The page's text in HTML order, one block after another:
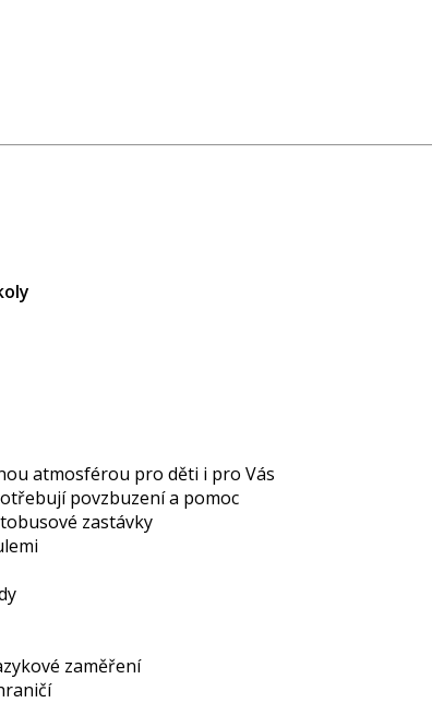
atmosférou pro děti i pro Vás
povzbuzení a pomoc
zastávky
zaměření